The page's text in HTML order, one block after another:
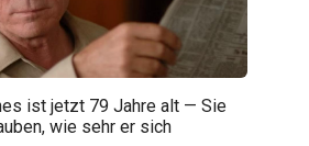
ist jetzt 79 Jahre alt — Sie
wie sehr er sich